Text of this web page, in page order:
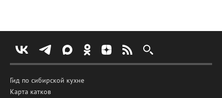
Гид по сибирской кухне
Карта катков